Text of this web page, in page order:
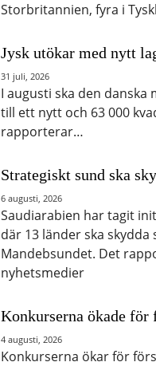
Storbritannien, fyra i
Jysk utökar med nytt
31 juli, 2026
I augusti ska den danska
till ett nytt och 63 000
rapporterar…
Strategiskt sund ska
6 augusti, 2026
Saudiarabien har tagit
där 13 länder ska skydda
Mandebsundet. Det
nyhetsmedier
Konkurserna ökade för
4 augusti, 2026
Konkurserna ökar för